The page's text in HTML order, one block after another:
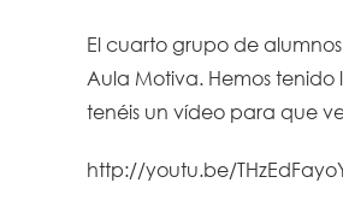
El cuarto grupo de
Aula Motiva. Hemos
tenéis un vídeo para que
http://youtu.be/